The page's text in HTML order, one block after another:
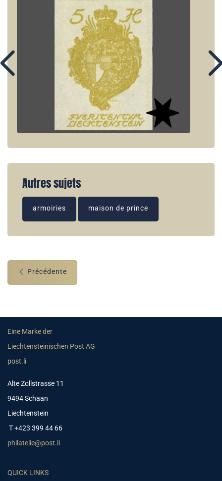
Autres sujets
armoiries maison de prince
Précédente
Eine Marke der
Liechtensteinischen Post AG
post.li
Alte Zollstrasse 11
9494 Schaan
Liechtenstein
T +423 399 44 66
philatelie@post.li
QUICK LINKS